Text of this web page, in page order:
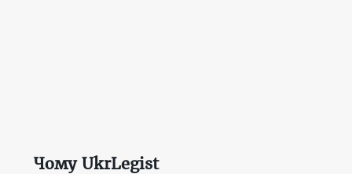
Чому UkrLegist